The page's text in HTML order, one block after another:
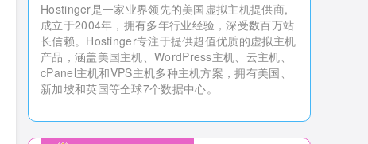
Hostinger是一家业界领先的美国虚拟主机提供商,
成立于2004年，拥有多年行业经验，深受数百万站
长信赖。Hostinger专注于提供超值优质的虚拟主机
产品，涵盖美国主机、WordPress主机、云主机、
cPanel主机和VPS主机多种主机方案，拥有美国、
新加坡和英国等全球7个数据中心。